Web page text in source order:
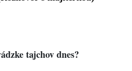
tajchov dnes?